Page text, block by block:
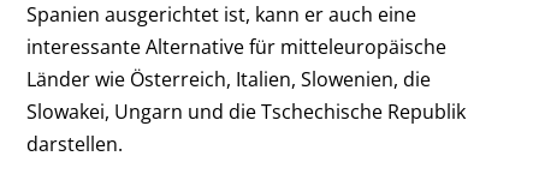
Spanien ausgerichtet ist, kann er auch eine
interessante Alternative für mitteleuropäische
Länder wie Österreich, Italien, Slowenien, die
Slowakei, Ungarn und die Tschechische Republik
darstellen.